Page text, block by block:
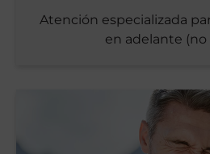
Atención especializada
en adelante (no